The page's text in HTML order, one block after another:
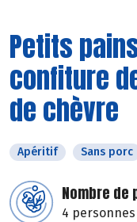
Petits
confiture
de chèvre
Apéritif Sans porc
Nombre de
4 personnes